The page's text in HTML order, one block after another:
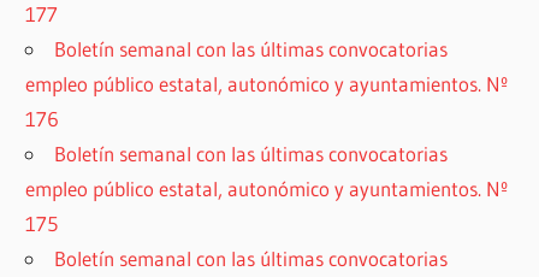
177
Boletín semanal con las últimas convocatorias
empleo público estatal, autonómico y ayuntamientos. Nº
176
Boletín semanal con las últimas convocatorias
empleo público estatal, autonómico y ayuntamientos. Nº
175
Boletín semanal con las últimas convocatorias